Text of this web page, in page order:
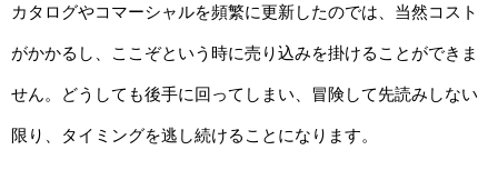
カタログやコマーシャルを頻繁に更新したのでは、当然コスト
がかかるし、ここぞという時に売り込みを掛けることができま
せん。どうしても後手に回ってしまい、冒険して先読みしない
限り、タイミングを逃し続けることになります。